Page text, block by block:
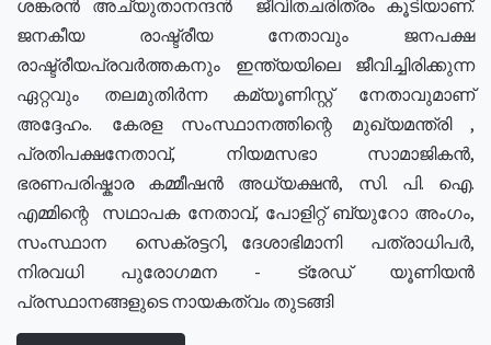
ശങ്കരൻ അച്യുതാനന്ദൻ ജീവിതചരിത്രം കൂടിയാണ്.
ജനകീയ രാഷ്ട്രീയ നേതാവും ജനപക്ഷ
രാഷ്ട്രീയപ്രവർത്തകനും ഇന്ത്യയിലെ ജീവിച്ചിരിക്കുന്ന
ഏറ്റവും തലമുതിർന്ന കമ്യൂണിസ്റ്റ് നേതാവുമാണ്
അദ്ദേഹം. കേരള സംസ്ഥാനത്തിന്റെ മുഖ്യമന്ത്രി ,
പ്രതിപക്ഷനേതാവ്, നിയമസഭാ സാമാജികൻ,
ഭരണപരിഷ്കാര കമ്മീഷൻ അധ്യക്ഷൻ, സി. പി. ഐ.
എമ്മിന്റെ സഥാപക നേതാവ്, പോളിറ്റ് ബ്യുറോ അംഗം,
സംസ്ഥാന സെക്രട്ടറി, ദേശാഭിമാനി പത്രാധിപർ,
നിരവധി പുരോഗമന - ട്രേഡ് യൂണിയൻ
പ്രസ്ഥാനങ്ങളുടെ നായകത്വം തുടങ്ങി